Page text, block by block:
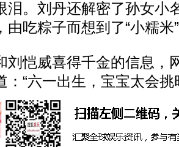
泪。刘丹还解密了孙女小
由吃粽子而想到了“小糯米
恺威喜得千金的信息，
：“六一出生，宝宝太会挑